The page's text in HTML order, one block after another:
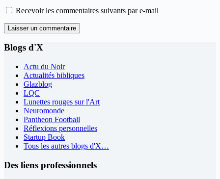
Recevoir les commentaires suivants par e-mail
Laisser un commentaire
Blogs d'X
Actu du Noir
Actualités bibliques
Glazblog
LQC
Lunettes rouges sur l'Art
Neuromonde
Pantheon Football
Réflexions personnelles
Startup Book
Tous les autres blogs d'X…
Des liens professionnels